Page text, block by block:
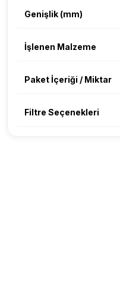
Genişlik (mm)
İşlenen Malzeme
Paket İçeriği / Miktar
Filtre Seçenekleri